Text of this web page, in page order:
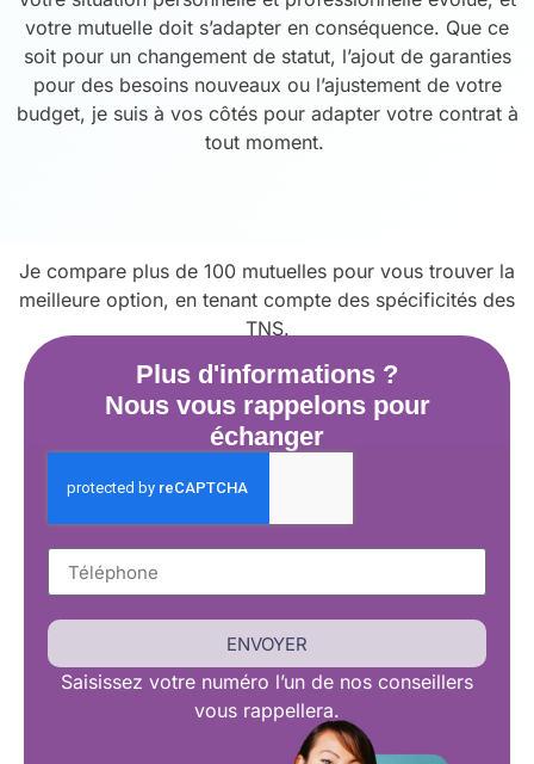
votre mutuelle doit s’adapter en conséquence. Que ce
soit pour un changement de statut, l’ajout de garanties
pour des besoins nouveaux ou l’ajustement de votre
budget, je suis à vos côtés pour adapter votre contrat à
tout moment.
Je compare plus de 100 mutuelles pour vous trouver la
meilleure option, en tenant compte des spécificités des
TNS.
Plus d'informations ?
Nous vous rappelons pour
échanger
ENVOYER
Saisissez votre numéro l’un de nos conseillers
vous rappellera.